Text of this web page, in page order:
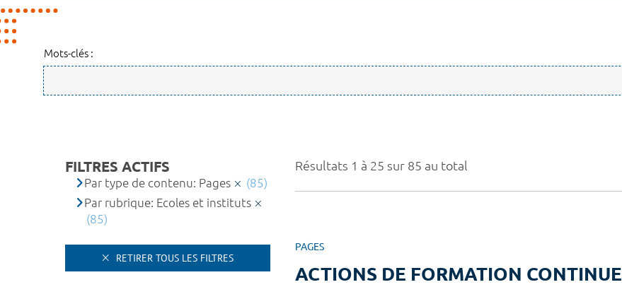
Mots-clés :
Résultats 1 à 25 sur 85 au total
PAGES
ACTIONS DE FORMATION CONTINUE
FILTRES ACTIFS
Par type de contenu: Pages
(85)
Par rubrique: Ecoles et instituts
(85)
RETIRER TOUS LES FILTRES